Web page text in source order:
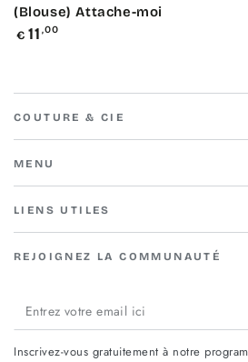
(Blouse) Attache-moi
Prix
€ 11 ,00
COUTURE & CIE
MENU
LIENS UTILES
REJOIGNEZ LA COMMUNAUTÉ
Entrez
votre
Inscrivez-vous gratuitement à notre